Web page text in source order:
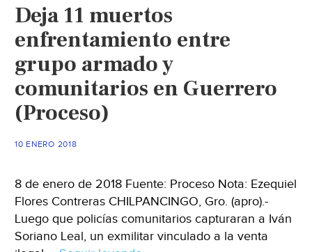
Deja 11 muertos
enfrentamiento entre
grupo armado y
comunitarios en Guerrero
(Proceso)
10 ENERO 2018
8 de enero de 2018 Fuente: Proceso Nota: Ezequiel
Flores Contreras CHILPANCINGO, Gro. (apro).-
Luego que policías comunitarios capturaran a Iván
Soriano Leal, un exmilitar vinculado a la venta